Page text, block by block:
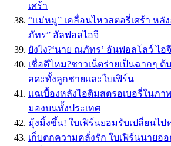
เศร้า
“แม่หมู” เคลื่อนไหวสตอรี่เศร้า หลั
ภัทร” อัลฟอลไอจี
ยังไง?‘นาย ณภัทร’ อันฟอลโลว์ ไอ
เชื่อดีไหม?ชาวเน็ตร่ายเป็นฉากๆ
ลดะทั้งลูกชายและใบเฟิร์น
แฉเบื้องหลังไอติมสตรอเบอรี่ในภา
มองบนทั้งประเทศ
มุ้งมิ้งขึ้น! ใบเฟิร์นยอมรับเปลี่ยนไป
เก็บตกความคลั่งรัก ใบเฟิร์นนายอ